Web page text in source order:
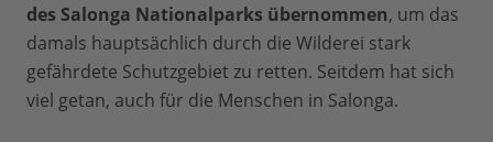
des Salonga Nationalparks übernommen, um das
damals hauptsächlich durch die Wilderei stark
gefährdete Schutzgebiet zu retten. Seitdem hat sich
viel getan, auch für die Menschen in Salonga.